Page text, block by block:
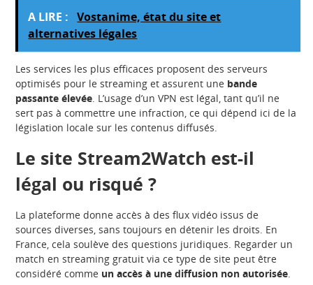
A LIRE :
Vostanime, état du site et
alternatives légales
Les services les plus efficaces proposent des serveurs
optimisés pour le streaming et assurent une bande
passante élevée. L’usage d’un VPN est légal, tant qu’il ne
sert pas à commettre une infraction, ce qui dépend ici de la
législation locale sur les contenus diffusés.
Le site Stream2Watch est-il
légal ou risqué ?
La plateforme donne accès à des flux vidéo issus de
sources diverses, sans toujours en détenir les droits. En
France, cela soulève des questions juridiques. Regarder un
match en streaming gratuit via ce type de site peut être
considéré comme un accès à une diffusion non autorisée.